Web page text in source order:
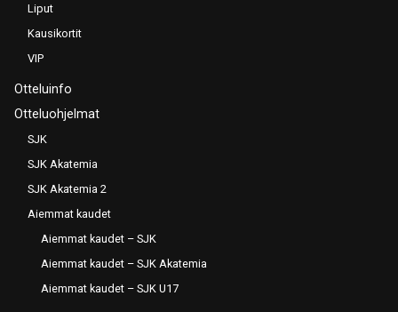
Liput
Kausikortit
VIP
Otteluinfo
Otteluohjelmat
SJK
SJK Akatemia
SJK Akatemia 2
Aiemmat kaudet
Aiemmat kaudet – SJK
Aiemmat kaudet – SJK Akatemia
Aiemmat kaudet – SJK U17